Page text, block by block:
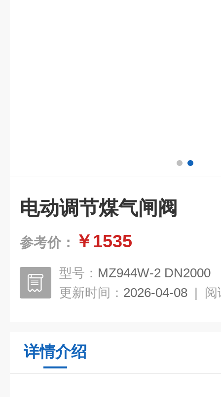
电动调节煤气闸阀
参考价： ￥1535
型号： MZ944W-2 DN2000
更新时间： 2026-04-08 | 阅
详情介绍